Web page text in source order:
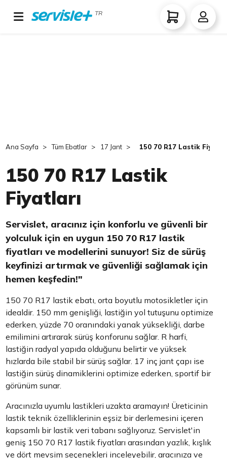
TR
Ana Sayfa Tüm Ebatlar 17 Jant 150 70 R17 Lastik
150 70 R17 Lastik
Fiyatları
Servislet, aracınız için konforlu ve güvenli bir
yolculuk için en uygun 150 70 R17 lastik
fiyatları ve modellerini sunuyor! Siz de sürüş
keyfinizi artırmak ve güvenliği sağlamak için
hemen keşfedin!"
150 70 R17 lastik ebatı, orta boyutlu motosikletler için
idealdir. 150 mm genişliği, lastiğin yol tutuşunu optimize
ederken, yüzde 70 oranındaki yanak yüksekliği, darbe
emilimini artırarak sürüş konforunu sağlar. R harfi,
lastiğin radyal yapıda olduğunu belirtir ve yüksek
hızlarda bile stabil bir sürüş sağlar. 17 inç jant çapı ise
lastiğin sürüş dinamiklerini optimize ederken, sportif bir
görünüm sunar.
Aracınızla uyumlu lastikleri uzakta aramayın! Üreticinin
lastik teknik özelliklerinin eşsiz bir derlemesini içeren
kapsamlı bir lastik veri tabanı sağlıyoruz. Servislet'in
geniş 150 70 R17 lastik fiyatları arasından yazlık, kışlık
ve dört mevsim seçenekleri inceleyebilir, aracınıza ve